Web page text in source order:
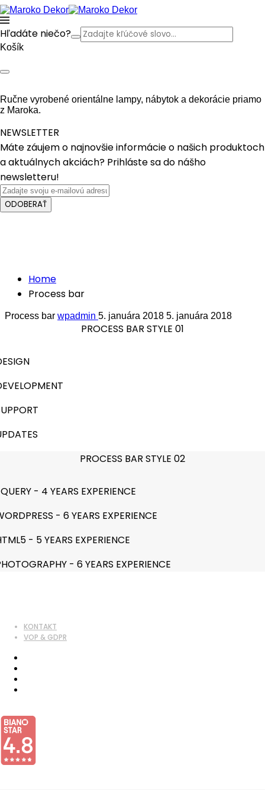
Hľadáte niečo?
Košík
Ručne vyrobené orientálne lampy, nábytok a dekorácie priamo
z Maroka.
NEWSLETTER
Máte záujem o najnovšie informácie o našich produktoch
a aktuálnych akciách? Prihláste sa do nášho
newsletteru!
ODOBERAŤ
Home
Process bar
Process bar wpadmin 5. januára 2018 5. januára 2018
PROCESS BAR STYLE 01
PROCESS BAR STYLE 02
- 4 YEARS EXPERIENCE
- 6 YEARS EXPERIENCE
- 5 YEARS EXPERIENCE
- 6 YEARS EXPERIENCE
KONTAKT
VOP & GDPR